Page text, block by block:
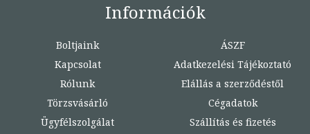
Információk
Boltjaink
Kapcsolat
Rólunk
Törzsvásárló
Ügyfélszolgálat
ÁSZF
Adatkezelési Tájékoztató
Elállás a szerződéstől
Cégadatok
Szállítás és fizetés